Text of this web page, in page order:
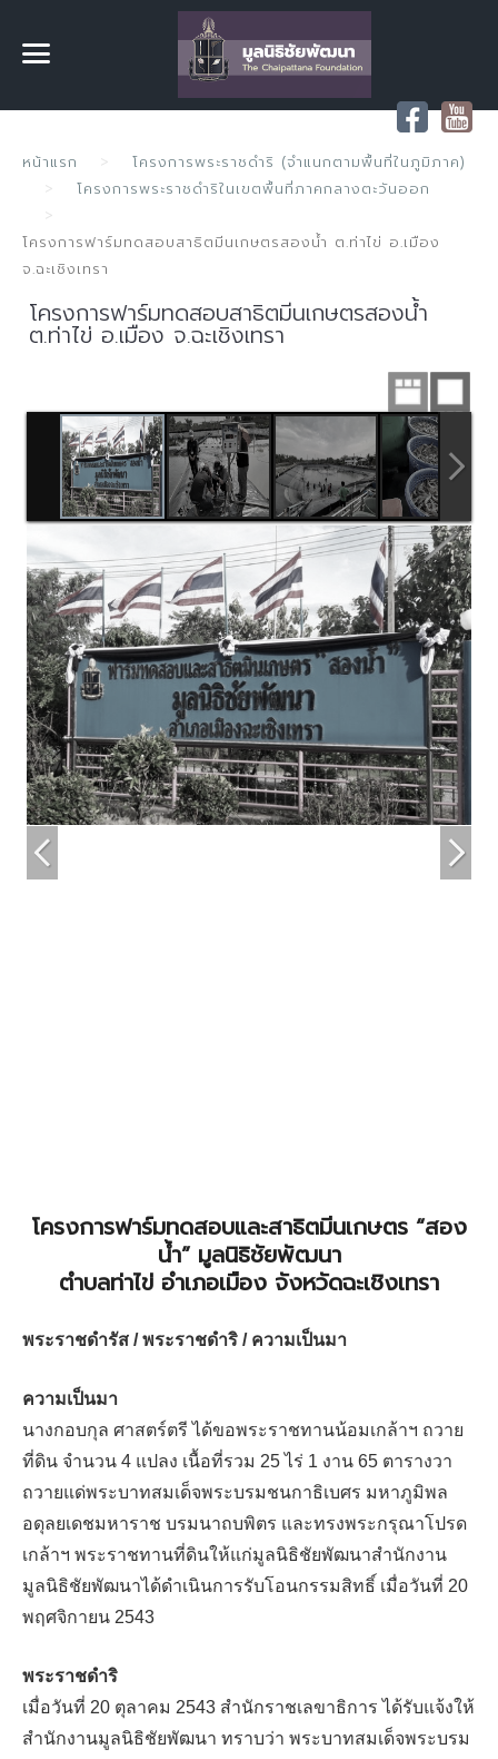
หน้าแรก
โครงการพระราชดำริ (จำแนกตามพื้นที่ในภูมิภาค)
โครงการพระราชดำริในเขตพื้นที่ภาคกลางตะวันออก
โครงการฟาร์มทดสอบสาธิตมีนเกษตรสองน้ำ ต.ท่าไข่ อ.เมือง
จ.ฉะเชิงเทรา
โครงการฟาร์มทดสอบสาธิตมีนเกษตรสองน้ำ
ต.ท่าไข่ อ.เมือง จ.ฉะเชิงเทรา
โครงการฟาร์มทดสอบและสาธิตมีนเกษตร “สอง
น้ำ” มูลนิธิชัยพัฒนา
ตำบลท่าไข่ อำเภอเมือง จังหวัดฉะเชิงเทรา
พระราชดำรัส / พระราชดำริ / ความเป็นมา
ความเป็นมา
นางกอบกุล ศาสตร์ตรี ได้ขอพระราชทานน้อมเกล้าฯ ถวาย
ที่ดิน จำนวน 4 แปลง เนื้อที่รวม 25 ไร่ 1 งาน 65 ตารางวา
ถวายแด่พระบาทสมเด็จพระบรมชนกาธิเบศร มหาภูมิพล
อดุลยเดชมหาราช บรมนาถบพิตร และทรงพระกรุณาโปรด
เกล้าฯ พระราชทานที่ดินให้แก่มูลนิธิชัยพัฒนาสำนักงาน
มูลนิธิชัยพัฒนาได้ดำเนินการรับโอนกรรมสิทธิ์ เมื่อวันที่ 20
พฤศจิกายน 2543
พระราชดำริ
เมื่อวันที่ 20 ตุลาคม 2543 สำนักราชเลขาธิการ ได้รับแจ้งให้
สำนักงานมูลนิธิชัยพัฒนา ทราบว่า พระบาทสมเด็จพระบรม